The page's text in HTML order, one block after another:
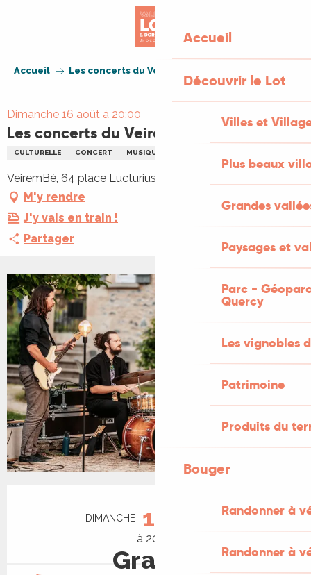
Accueil
Découvrir le Lot
Villes et
Plus beaux
Grandes
Paysages et
Parc -
Quercy
Les vignobles
Patrimoine
Produits du
Bouger
Randonner à
Randonner à
Accueil Les concerts du Veirem Bé : LunA NovA
Dimanche 16 août à 20:00
Les concerts du Veirem Bé : LunA NovA
CULTURELLE CONCERT MUSIQUE
VeiremBé, 64 place Lucturius, 46110 Vayrac
M'y rendre
J'y vais en train !
Partager
+1 PHOTO
Ouverture et coordonnées
DIMANCHE 16
à 20:00
Gratuit